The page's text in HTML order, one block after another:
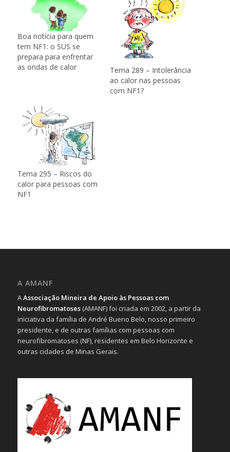
Boa notícia para quem
tem NF1: o SUS se
prepara para enfrentar
as ondas de calor
Tema 289 – Intolerância
ao calor nas pessoas
com NF1?
Tema 295 – Riscos do
calor para pessoas com
NF1
A AMANF
AAssociação Mineira de Apoio às Pessoas com
Neurofibromatoses(AMANF) foi criada em 2002, a partir da
iniciativa da família de André Bueno Belo, nosso primeiro
presidente, e de outras famílias com pessoas com
neurofibromatoses (NF), residentes em Belo Horizonte e
outras cidades de Minas Gerais.